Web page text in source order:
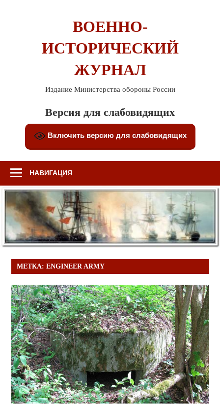
ВОЕННО-
ИСТОРИЧЕСКИЙ
ЖУРНАЛ
Издание Министерства обороны России
Версия для слабовидящих
Включить версию для слабовидящих
НАВИГАЦИЯ
МЕТКА: ENGINEER ARMY